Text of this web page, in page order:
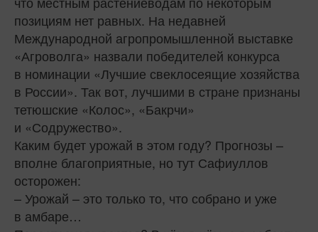
позициям нет равных. На недавней
Международной агропромышленной выставке
«Агроволга» назвали победителей конкурса
в номинации «Лучшие свеклосеящие хозяйства
в России». Так вот, лучшими в стране признаны
тетюшские «Колос», «Бакрчи»
и «Содружество».
Каким будет урожай в этом году? Прогнозы –
вполне благоприятные, но тут Сафиуллов
осторожен:
– Урожай – это только то, что собрано и уже
в амбаре…